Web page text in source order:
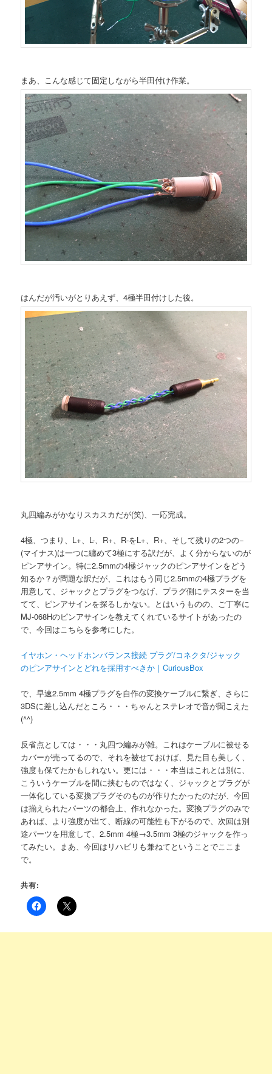
まあ、こんな感じて固定しながら半田付け作業。
はんだが汚いがとりあえず、4極半田付けした後。
丸四編みがかなりスカスカだが(笑)、一応完成。
4極、つまり、L+、L-、R+、R-をL+、R+、そして残りの2つの−
(マイナス)は一つに纏めて3極にする訳だが、よく分からないのが
ピンアサイン。特に2.5mmの4極ジャックのピンアサインをどう
知るか？が問題な訳だが、これはもう同じ2.5mmの4極プラグを
用意して、ジャックとプラグをつなげ、プラグ側にテスターを当
てて、ピンアサインを探るしかない。とはいうものの、ご丁寧に
MJ-068Hのピンアサインを教えてくれているサイトがあったの
で、今回はこちらを参考にした。
イヤホン・ヘッドホンバランス接続 プラグ/コネクタ/ジャック
のピンアサインとどれを採用すべきか｜CuriousBox
で、早速2.5mm 4極プラグを自作の変換ケーブルに繋ぎ、さらに
3DSに差し込んだところ・・・ちゃんとステレオで音が聞こえた
(^^)
反省点としては・・・丸四つ編みが雑。これはケーブルに被せる
カバーが売ってるので、それを被せておけば、見た目も美しく、
強度も保てたかもしれない。更には・・・本当はこれとは別に、
こういうケーブルを間に挟むものではなく、ジャックとプラグが
一体化している変換プラグそのものが作りたかったのだが、今回
は揃えられたパーツの都合上、作れなかった。変換プラグのみで
あれば、より強度が出て、断線の可能性も下がるので、次回は別
途パーツを用意して、2.5mm 4極→3.5mm 3極のジャックを作っ
てみたい。まあ、今回はリハビリも兼ねてということでここま
で。
共有: